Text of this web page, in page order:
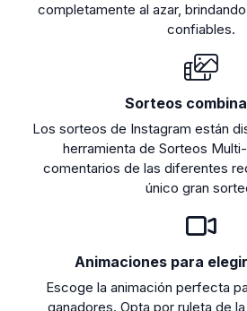
completamente al azar,
confiables.
Sorteos
Los sorteos de Instagram están
herramienta de Sorteos
comentarios de las diferentes
único gran
Animaciones para
Escoge la animación perfecta
ganadores. Opta por ruleta de